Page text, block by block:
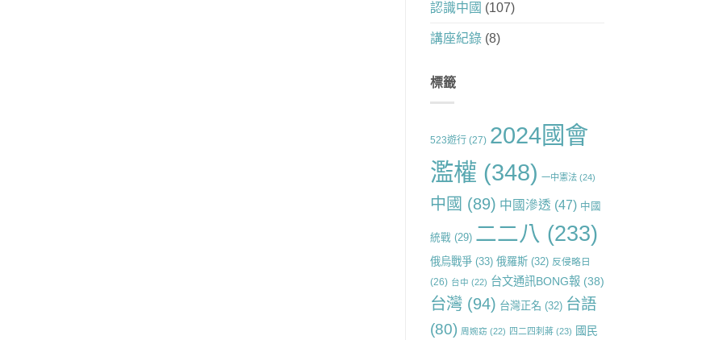
認識中國 (107)
講座紀錄(8)
標籤
523遊行(27) 2024國會
濫權 (348) 一中憲法(24)
中國 (89) 中國滲透 (47) 中國
統戰(29) 二二八 (233)
俄烏戰爭(33) 俄羅斯(32) 反侵略日
(26) 台中 (22) 台文通訊BONG報(38)
台灣(94) 台灣正名 (32) 台語
(80) 周婉窈 (22) 四二四刺蔣(23) 國民